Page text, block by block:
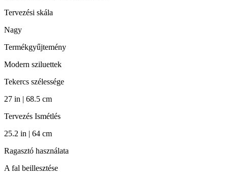
Tervezési skála
Nagy
Termékgyűjtemény
Modern sziluettek
Tekercs szélessége
27 in | 68.5 cm
Tervezés Ismétlés
25.2 in | 64 cm
Ragasztó használata
A fal beillesztése